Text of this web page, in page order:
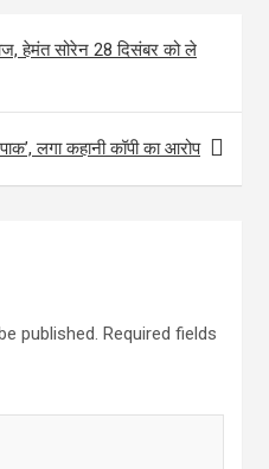
हेमंत सोरेन 28 दिसंबर को ले
लगा कहानी कॉपी का आरोप
published. Required fields